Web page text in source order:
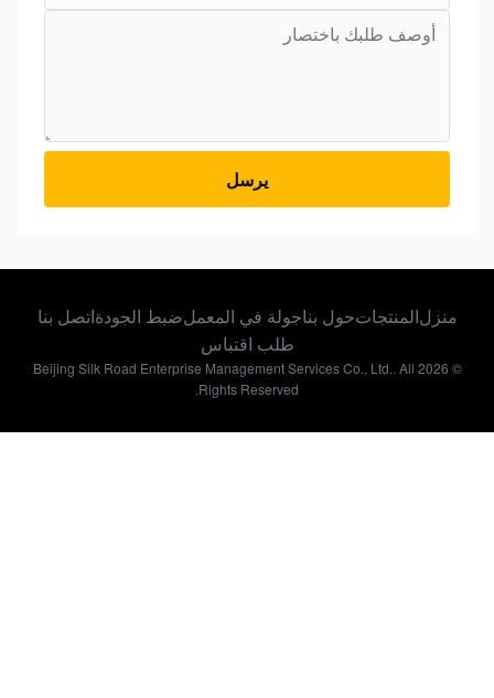
يرسل
منزلالمنتجاتحول بناجولة في المعملضبط الجودةاتصل بنا
طلب اقتباس
© 2026 Beijing Silk Road Enterprise Management Services Co., Ltd.. All
Rights Reserved.